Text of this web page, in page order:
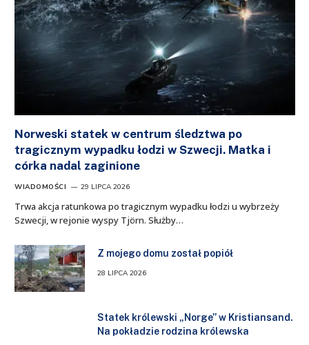
Norweski statek w centrum śledztwa po
tragicznym wypadku łodzi w Szwecji. Matka i
córka nadal zaginione
WIADOMOŚCI 29 LIPCA 2026
Trwa akcja ratunkowa po tragicznym wypadku łodzi u wybrzeży
Szwecji, w rejonie wyspy Tjörn. Służby…
Z mojego domu został popiół
28 LIPCA 2026
Statek królewski „Norge” w Kristiansand.
Na pokładzie rodzina królewska